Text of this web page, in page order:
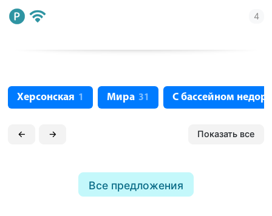
Херсонская 1 Мира 31 С бассейном
← → Показать все
Все предложения